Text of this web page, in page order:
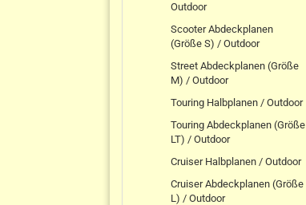
Outdoor
Scooter Abdeckplanen
(Größe S) / Outdoor
Street Abdeckplanen (Größe
M) / Outdoor
Touring Halbplanen / Outdoor
Touring Abdeckplanen (Größe
LT) / Outdoor
Cruiser Halbplanen / Outdoor
Cruiser Abdeckplanen (Größe
L) / Outdoor